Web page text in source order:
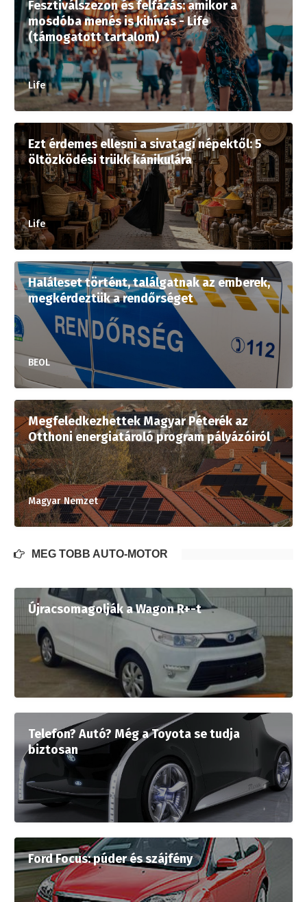
Fesztiválszezon és felfázás: amikor a
mosdóba menés is kihívás - Life
(támogatott tartalom)
Life
Ezt érdemes ellesni a sivatagi népektől: 5
öltözködési trükk kánikulára
Life
Haláleset történt, találgatnak az emberek,
megkérdeztük a rendőrséget
BEOL
Megfeledkezhettek Magyar Péterék az
Otthoni energiatároló program pályázóiról
Magyar Nemzet
MÉG TÖBB AUTÓ-MOTOR
Újracsomagolják a Wagon R+-t
Telefon? Autó? Még a Toyota se tudja
biztosan
Ford Focus: púder és szájfény